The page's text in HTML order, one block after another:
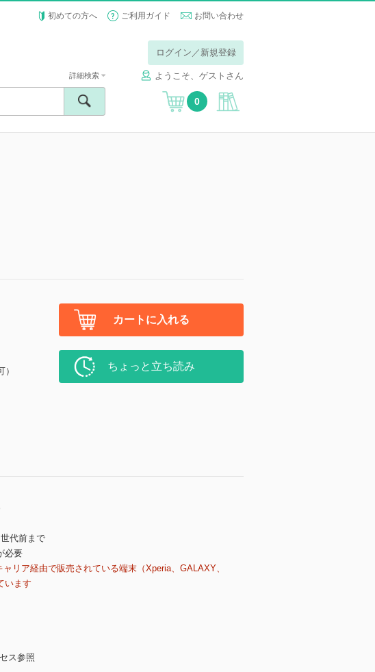
初めての方へ ご利用ガイド お問い合わせ
ログイン／新規登録
ようこそ、ゲストさん
詳細検索
0
カートに入れる
ちょっと立ち読み
代前まで
必要
リア経由で販売されている端末（Xperia、GALAXY、
います
ス参照